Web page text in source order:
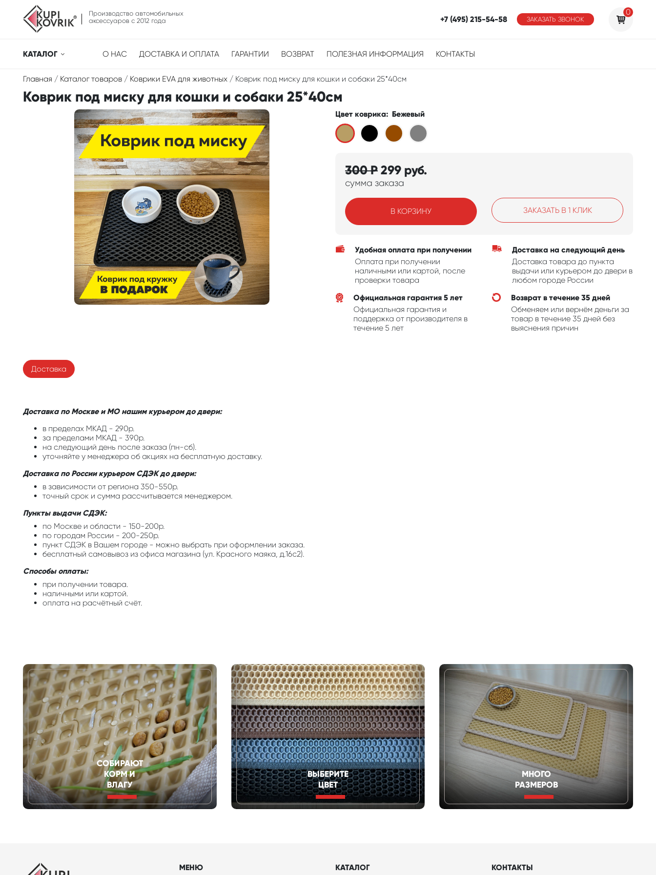
Производство автомобильных
аксессуаров с 2012 года
+7 (495) 215-54-58 ЗАКАЗАТЬ ЗВОНОК
0
КАТАЛОГ О НАС ДОСТАВКА И ОПЛАТА ГАРАНТИИ ВОЗВРАТ ПОЛЕЗНАЯ ИНФОРМАЦИЯ КОНТАКТЫ
Главная / Каталог товаров / Коврики EVA для животных / Коврик под миску для кошки и собаки 25*40см
Коврик под миску для кошки и собаки 25*40см
Цвет коврика: Бежевый
300Р299 руб.
сумма заказа
В КОРЗИНУ ЗАКАЗАТЬ В 1 КЛИК
Удобная оплата при получении
Оплата при получении
наличными или картой, после
проверки товара
Доставка на следующий день
Доставка товара до пункта
выдачи или курьером до двери в
любом городе России
Официальная гарантия 5 лет
Официальная гарантия и
поддержка от производителя в
течение 5 лет
Возврат в течение 35 дней
Обменяем или вернём деньги за
товар в течение 35 дней без
выяснения причин
Доставка
Доставка по Москве и МО нашим курьером до двери:
в пределах МКАД - 290р.
за пределами МКАД - 390р.
на следующий день после заказа (пн-сб).
уточняйте у менеджера об акциях на бесплатную доставку.
Доставка по России курьером СДЭК до двери:
в зависимости от региона 350-550р.
точный срок и сумма рассчитывается менеджером.
Пункты выдачи СДЭК:
по Москве и области - 150-200р.
по городам России - 200-250р.
пункт СДЭК в Вашем городе - можно выбрать при оформлении заказа.
бесплатный самовывоз из офиса магазина (ул. Красного маяка, д.16с2).
Способы оплаты:
при получении товара.
наличными или картой.
оплата на расчётный счёт.
СОБИРАЮТ
КОРМ И
ВЛАГУ
ВЫБЕРИТЕ
ЦВЕТ
МНОГО
РАЗМЕРОВ
МЕНЮ КАТАЛОГ КОНТАКТЫ